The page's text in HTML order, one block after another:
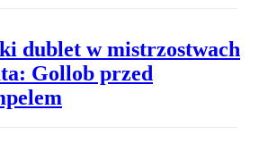
dublet w mistrzostwach
Gollob przed